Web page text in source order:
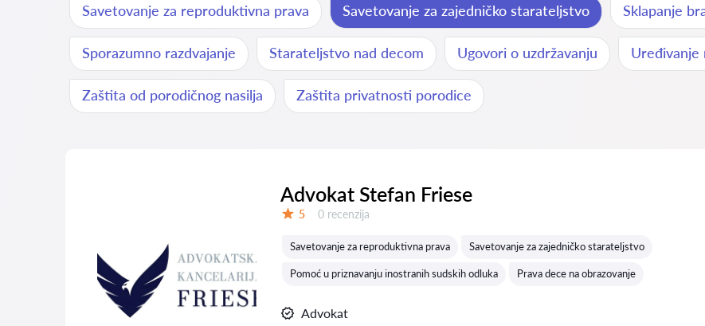
Savetovanje za reproduktivna prava Savetovanje za zajedničko starateljstvo Sklapanje
Sporazumno razdvajanje Starateljstvo nad decom Ugovori o uzdržavanju Uređivanje
Zaštita od porodičnog nasilja Zaštita privatnosti porodice
Advokat Stefan Friese
5 Recenzija:
0 recenzija
Savetovanje za reproduktivna prava Savetovanje za zajedničko starateljstvo
Pomoć u priznavanju inostranih sudskih odluka Prava dece na obrazovanje
Advokat